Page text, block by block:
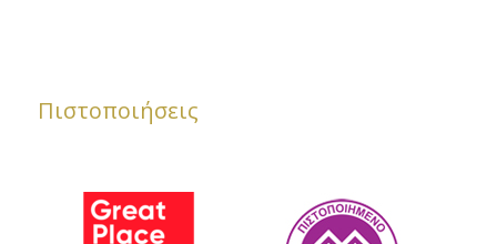
Πιστοποιήσεις